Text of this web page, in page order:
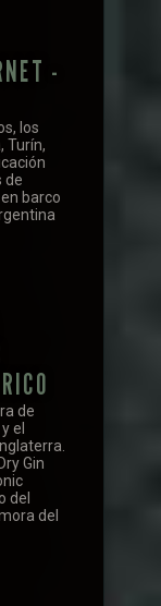
-
los
Turín,
de
barco
de
el
Gin
del
del